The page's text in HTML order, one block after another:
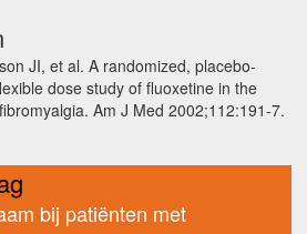
JI, et al. A randomized, placebo-
dose study of fluoxetine in the
Am J Med 2002;112:191-7.
bij patiënten met